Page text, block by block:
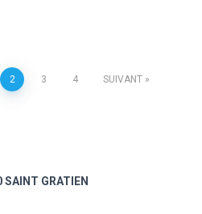
2 3 4 SUIVANT
GRATIEN